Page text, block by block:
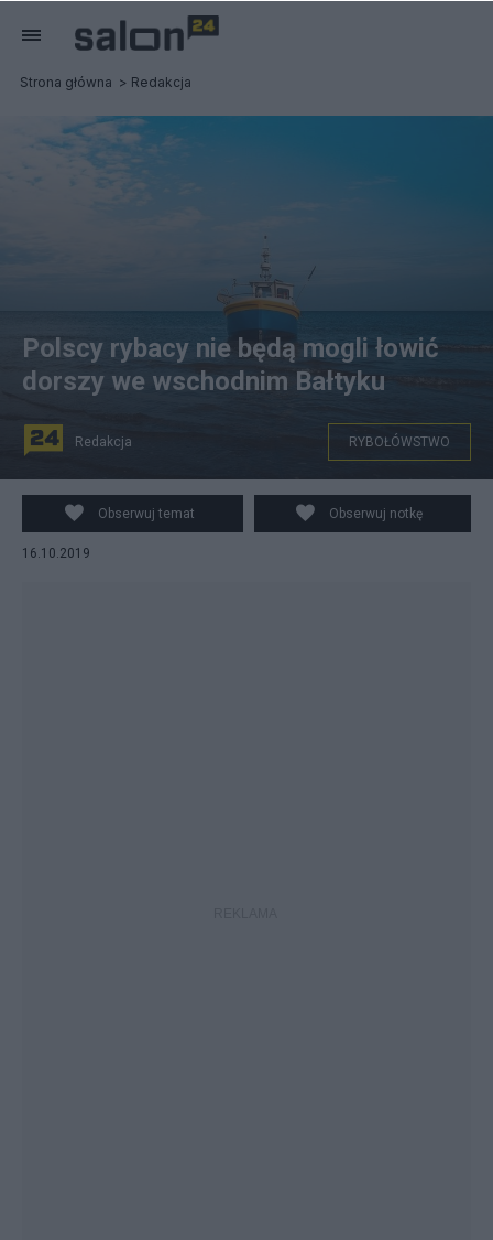
Strona główna Redakcja
Aby chronić gatunek, Unia Europejska mocno ogranicza
połów dorszy w Morzu Bałtyckim.
Polscy rybacy nie będą mogli łowić
dorszy we wschodnim Bałtyku
Redakcja RYBOŁÓWSTWO
Obserwuj temat Obserwuj notkę
16.10.2019